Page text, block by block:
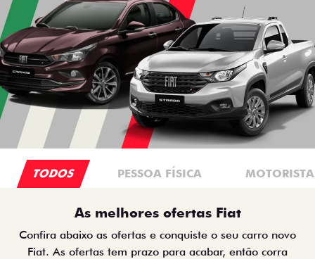
TODOS PESSOA FÍSICA
As melhores ofertas Fiat
Confira abaixo as ofertas e conquiste o seu carro novo
Fiat. As ofertas tem prazo para acabar, então corra